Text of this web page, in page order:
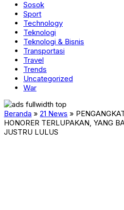
Sosok
Sport
Technology
Teknologi
Teknologi & Bisnis
Transportasi
Travel
Trends
Uncategorized
War
Beranda » 21 News »
HONORER TERLUPAKAN, YANG
JUSTRU LULUS